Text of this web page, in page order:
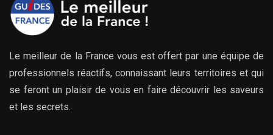
Le meilleur de la France vous est offert par une équipe de
professionnels réactifs, connaissant leurs territoires et qui
se feront un plaisir de vous en faire découvrir les saveurs
et les secrets.